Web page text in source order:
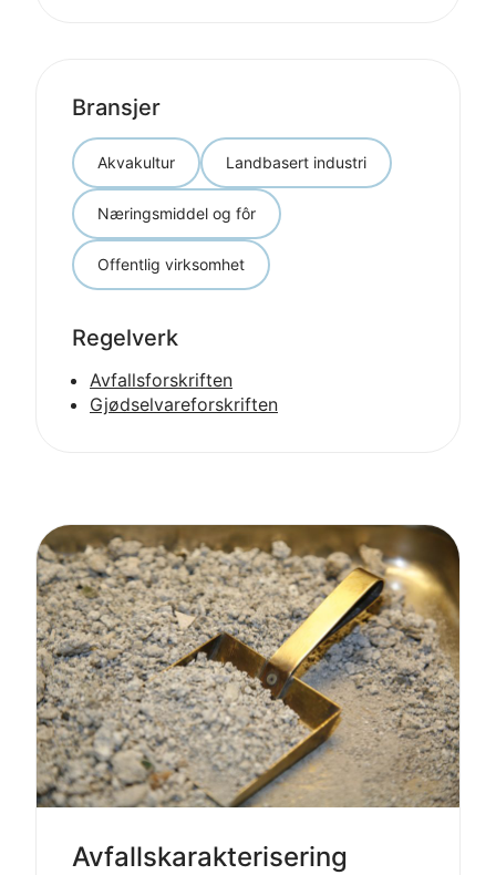
Bransjer
Akvakultur Landbasert industri
Næringsmiddel og fôr
Offentlig virksomhet
Regelverk
Avfallsforskriften
Gjødselvareforskriften
Avfalls­karakterisering